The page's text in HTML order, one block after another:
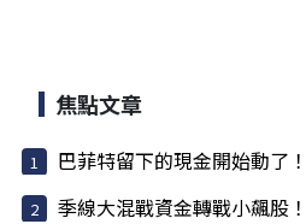
焦點文章
巴菲特留下的現金開始動了
季線大混戰資金轉戰小飆股